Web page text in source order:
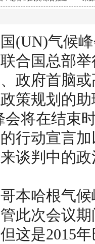
气候峰
合国总部
政府首脑
策规划的
会将在结束
行动宣言
谈判中的
哈根气候
此次会议
这是2015